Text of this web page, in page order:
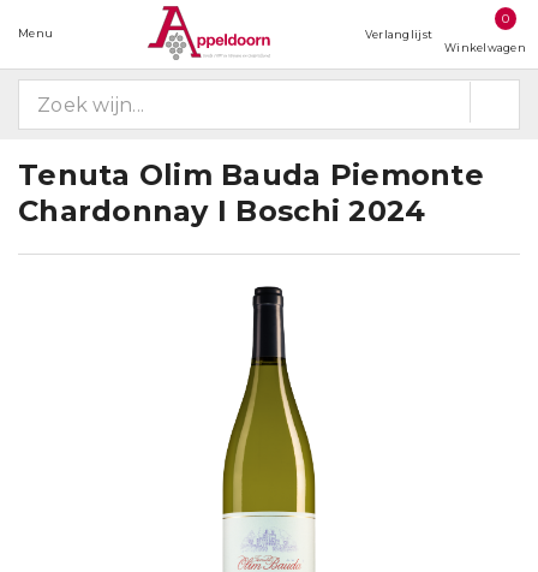
Menu Verlanglijst
0
Winkelwagen
Tenuta Olim Bauda Piemonte
Chardonnay I Boschi 2024